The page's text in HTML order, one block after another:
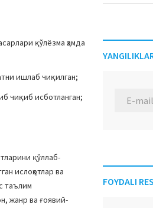
қўлёзма ҳамда
ишлаб чиқилган;
чиқиб исботланган;
қўллаб-
ислоҳотлар ва
таълим
жанр ва ғоявий-
FOYDALI